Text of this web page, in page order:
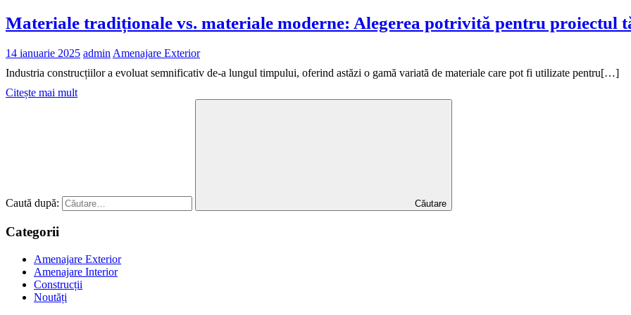
Materiale tradiționale vs. materiale moderne: Alegerea potrivită pentru proiectul
14 ianuarie 2025 admin Amenajare Exterior
Industria construcțiilor a evoluat semnificativ de-a lungul timpului, oferind astăzi o gamă variată de materiale care pot fi utilizate pentru[…]
Citește mai mult
Caută după: Căutare
Categorii
Amenajare Exterior
Amenajare Interior
Construcții
Noutăți